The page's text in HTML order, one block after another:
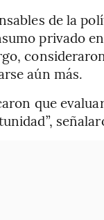
de la
privado
aún más.
que